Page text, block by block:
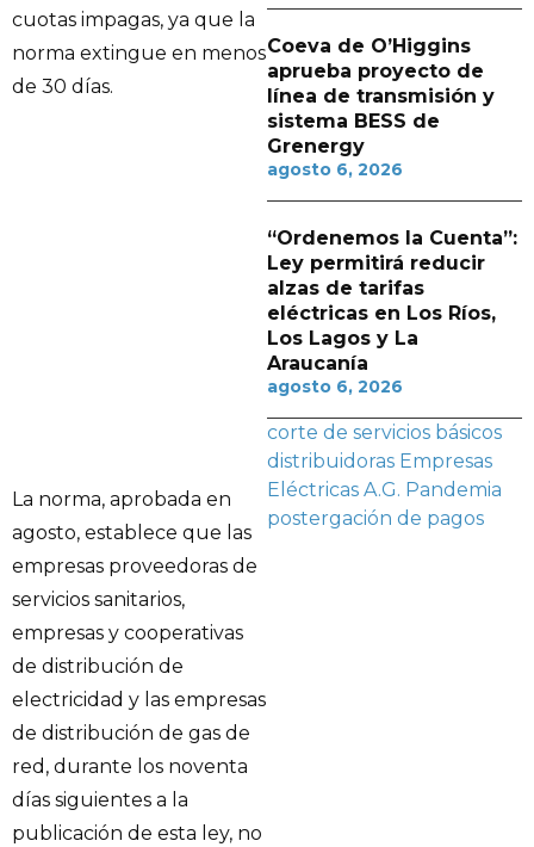
cuotas impagas, ya que la
norma extingue en menos
de 30 días.
La norma, aprobada en
agosto, establece que las
empresas proveedoras de
servicios sanitarios,
empresas y cooperativas
de distribución de
electricidad y las empresas
de distribución de gas de
red, durante los noventa
días siguientes a la
publicación de esta ley, no
Coeva de O’Higgins
aprueba proyecto de
línea de transmisión y
sistema BESS de
Grenergy
agosto 6, 2026
“Ordenemos la Cuenta”:
Ley permitirá reducir
alzas de tarifas
eléctricas en Los Ríos,
Los Lagos y La
Araucanía
agosto 6, 2026
corte de servicios básicos
distribuidoras Empresas
Eléctricas A.G. Pandemia
postergación de pagos